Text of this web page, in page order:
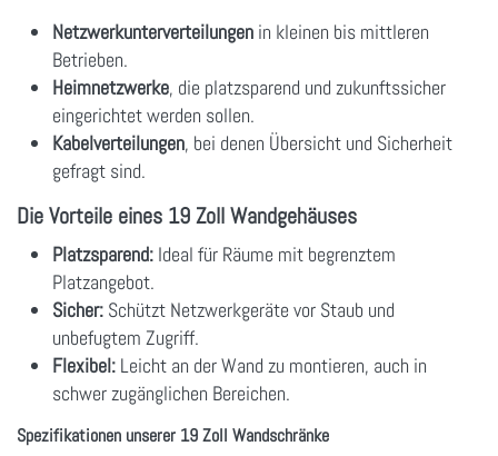
Netzwerkunterverteilungen in kleinen bis mittleren
Betrieben.
Heimnetzwerke, die platzsparend und zukunftssicher
eingerichtet werden sollen.
Kabelverteilungen, bei denen Übersicht und Sicherheit
gefragt sind.
Die Vorteile eines 19 Zoll Wandgehäuses
Platzsparend: Ideal für Räume mit begrenztem
Platzangebot.
Sicher: Schützt Netzwerkgeräte vor Staub und
unbefugtem Zugriff.
Flexibel: Leicht an der Wand zu montieren, auch in
schwer zugänglichen Bereichen.
Spezifikationen unserer 19 Zoll Wandschränke